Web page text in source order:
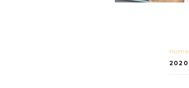
Home
2020